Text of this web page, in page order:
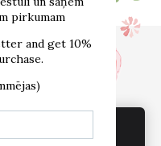
Par mums
Izmēru tabula
Noteikumi